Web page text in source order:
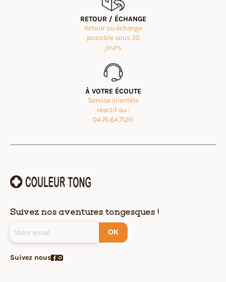
RETOUR / ÉCHANGE
Retour ou échange
possible sous 30
jours
À VOTRE ÉCOUTE
Service clientèle
réactif au :
04.76.64.71.20
Suivez nos aventures tongesques !
OK
Suivez nous